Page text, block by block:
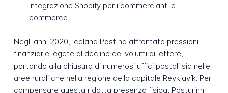
integrazione Shopify per i commercianti e-
commerce
Negli anni 2020, Iceland Post ha affrontato pressioni
finanziarie legate al declino dei volumi di lettere,
portando alla chiusura di numerosi uffici postali sia nelle
aree rurali che nella regione della capitale Reykjavík. Per
compensare questa ridotta presenza fisica, Pósturinn